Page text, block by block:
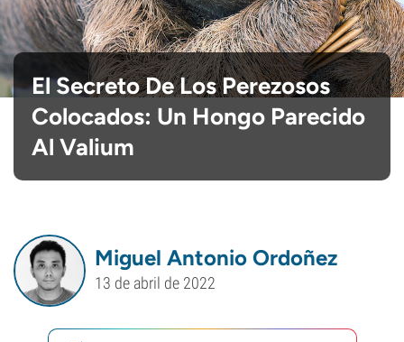
El Secreto De Los Perezosos
Colocados: Un Hongo Parecido
Al Valium
Miguel Antonio Ordoñez
13 de abril de 2022